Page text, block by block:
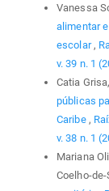
Vanessa
alimentar
escolar,
v. 39 n. 1
Catia
públicas
Caribe ,
v. 38 n. 1
Mariana
Coelho-de-